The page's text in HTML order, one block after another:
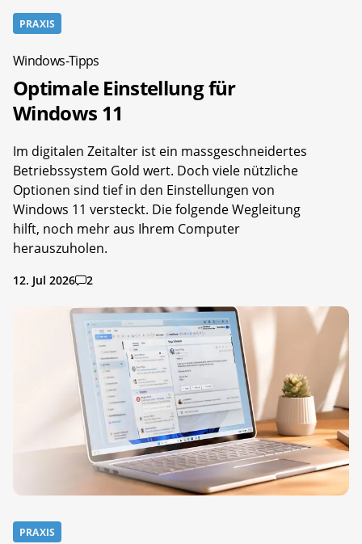
PRAXIS
Windows-Tipps
Optimale Einstellung für
Windows 11
Im digitalen Zeitalter ist ein massgeschneidertes
Betriebssystem Gold wert. Doch viele nützliche
Optionen sind tief in den Einstellungen von
Windows 11 versteckt. Die folgende Wegleitung
hilft, noch mehr aus Ihrem Computer
herauszuholen.
12. Jul 2026 2
PRAXIS